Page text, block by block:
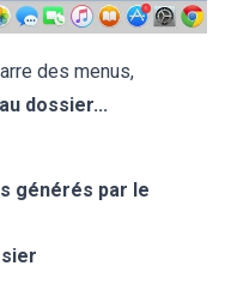
des menus,
dossier...
générés par le